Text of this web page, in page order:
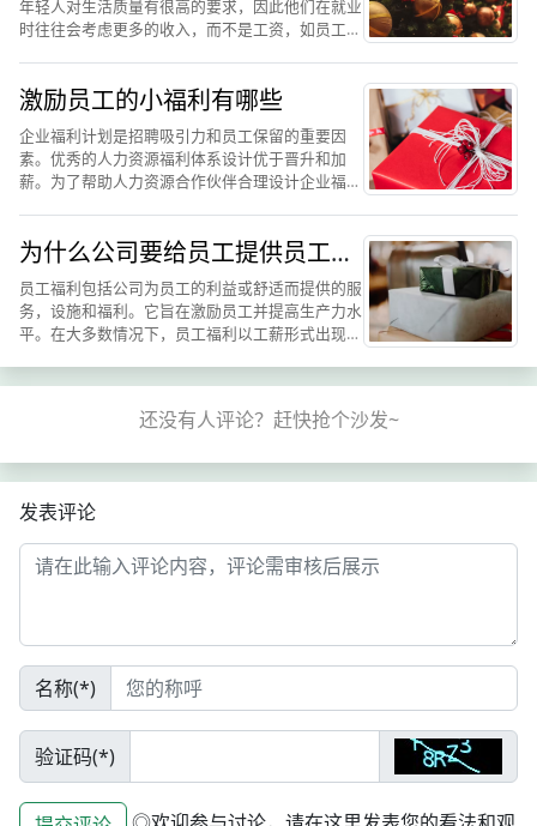
年轻人对生活质量有很高的要求，因此他们在就业
时往往会考虑更多的收入，而不是工资，如员工福
的员工福利也是Z一代...
激励员工的小福利有哪些
企业福利计划是招聘吸引力和员工保留的重要因
素。优秀的人力资源福利体系设计优于晋升和加
薪。为了帮助人力资源合作伙伴合理设计企业福利
工食堂(而且发车时间会比...
为什么公司要给员工提供员工福
利，员工福利的重要性
员工福利包括公司为员工的利益或舒适而提供的服
务，设施和福利。它旨在激励员工并提高生产力水
平。在大多数情况下，员工福利以工薪形式出现，
发表评论
名称(*)
验证码(*)